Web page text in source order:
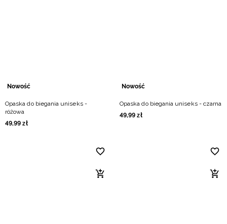
Nowość
Opaska do biegania uniseks -
różowa
49,99 zł
Nowość
Opaska do biegania uniseks - czarna
49,99 zł